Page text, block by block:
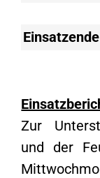
Einsatzende
Zur
und der